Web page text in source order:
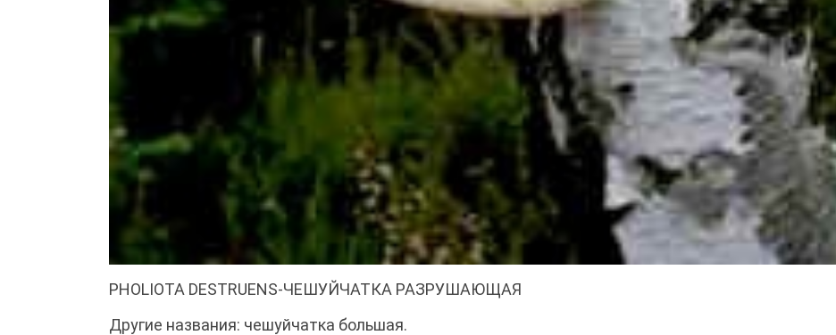
PHOLIOTA DESTRUENS-ЧЕШУЙЧАТКА РАЗРУШАЮЩАЯ
Другие названия: чешуйчатка большая.